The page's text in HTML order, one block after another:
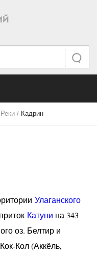
Искать
Реки / Кадрин
Улаганского
Катуни на 343
оз. Белтир и
Кол (Аккёль,